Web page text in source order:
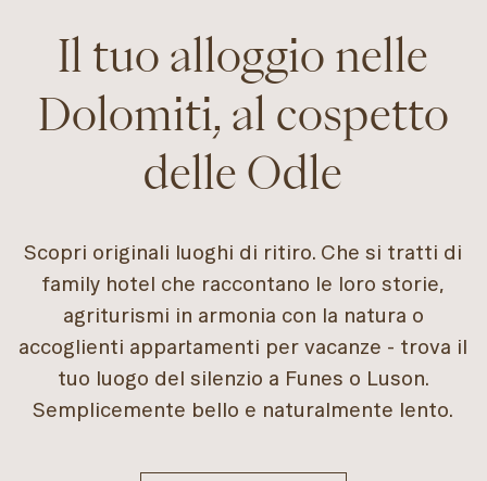
Il tuo alloggio nelle
Dolomiti, al cospetto
delle Odle
Scopri originali luoghi di ritiro. Che si tratti di
family hotel che raccontano le loro storie,
agriturismi in armonia con la natura o
accoglienti appartamenti per vacanze - trova il
tuo luogo del silenzio a Funes o Luson.
Semplicemente bello e naturalmente lento.